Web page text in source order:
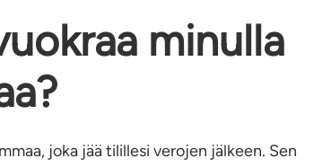
minulla
joka jää tilillesi verojen jälkeen. Sen